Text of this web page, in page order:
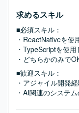
求めるスキル
■必須スキル：
・ReactNativeを使
・TypeScriptを使
・どちらかのみで
■歓迎スキル：
・アジャイル開発
・AI関連のシステ